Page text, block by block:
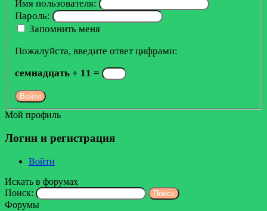
Имя пользователя:
Пароль:
Запомнить меня
Пожалуйста, введите ответ цифрами:
семнадцать + 11 =
Войти
Мой профиль
Логин и регистрация
Войти
Искать в форумах
Поиск:
Форумы